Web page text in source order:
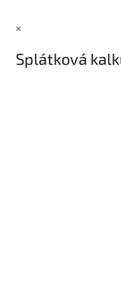
×
Splátková